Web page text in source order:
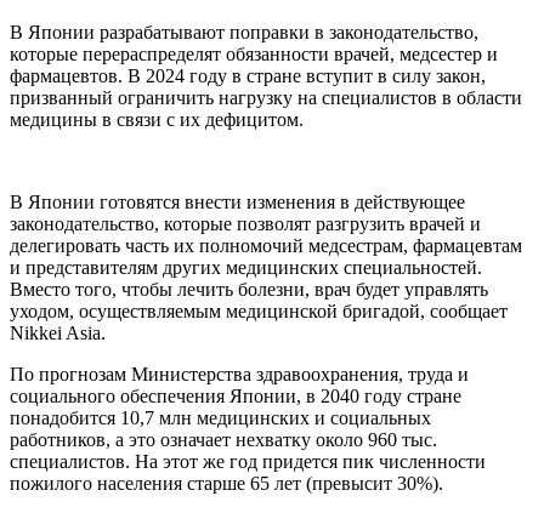
В Японии разрабатывают поправки в законодательство,
которые перераспределят обязанности врачей, медсестер и
фармацевтов. В 2024 году в стране вступит в силу закон,
призванный ограничить нагрузку на специалистов в области
медицины в связи с их дефицитом.
В Японии готовятся внести изменения в действующее
законодательство, которые позволят разгрузить врачей и
делегировать часть их полномочий медсестрам, фармацевтам
и представителям других медицинских специальностей.
Вместо того, чтобы лечить болезни, врач будет управлять
уходом, осуществляемым медицинской бригадой, сообщает
Nikkei Asia.
По прогнозам Министерства здравоохранения, труда и
социального обеспечения Японии, в 2040 году стране
понадобится 10,7 млн медицинских и социальных
работников, а это означает нехватку около 960 тыс.
специалистов. На этот же год придется пик численности
пожилого населения старше 65 лет (превысит 30%).